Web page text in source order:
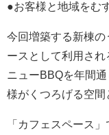
●お客様と地域をむ
今回増築する新棟
ースとして利用さ
ニューBBQを年間
様がくつろげる空間
「カフェスペース